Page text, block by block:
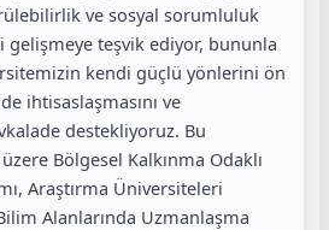
ve sosyal sorumluluk
teşvik ediyor, bununla
kendi güçlü yönlerini ön
ihtisaslaşmasını ve
destekliyoruz. Bu
Bölgesel Kalkınma Odaklı
Araştırma Üniversiteleri
Alanlarında Uzmanlaşma